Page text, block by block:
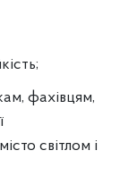
фахівцям,
світлом і